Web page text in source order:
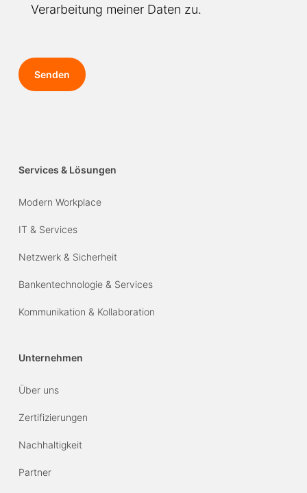
Verarbeitung meiner Daten zu.
Services & Lösungen
Modern Workplace
IT & Services
Netzwerk & Sicherheit
Bankentechnologie & Services
Kommunikation & Kollaboration
Unternehmen
Über uns
Zertifizierungen
Nachhaltigkeit
Partner